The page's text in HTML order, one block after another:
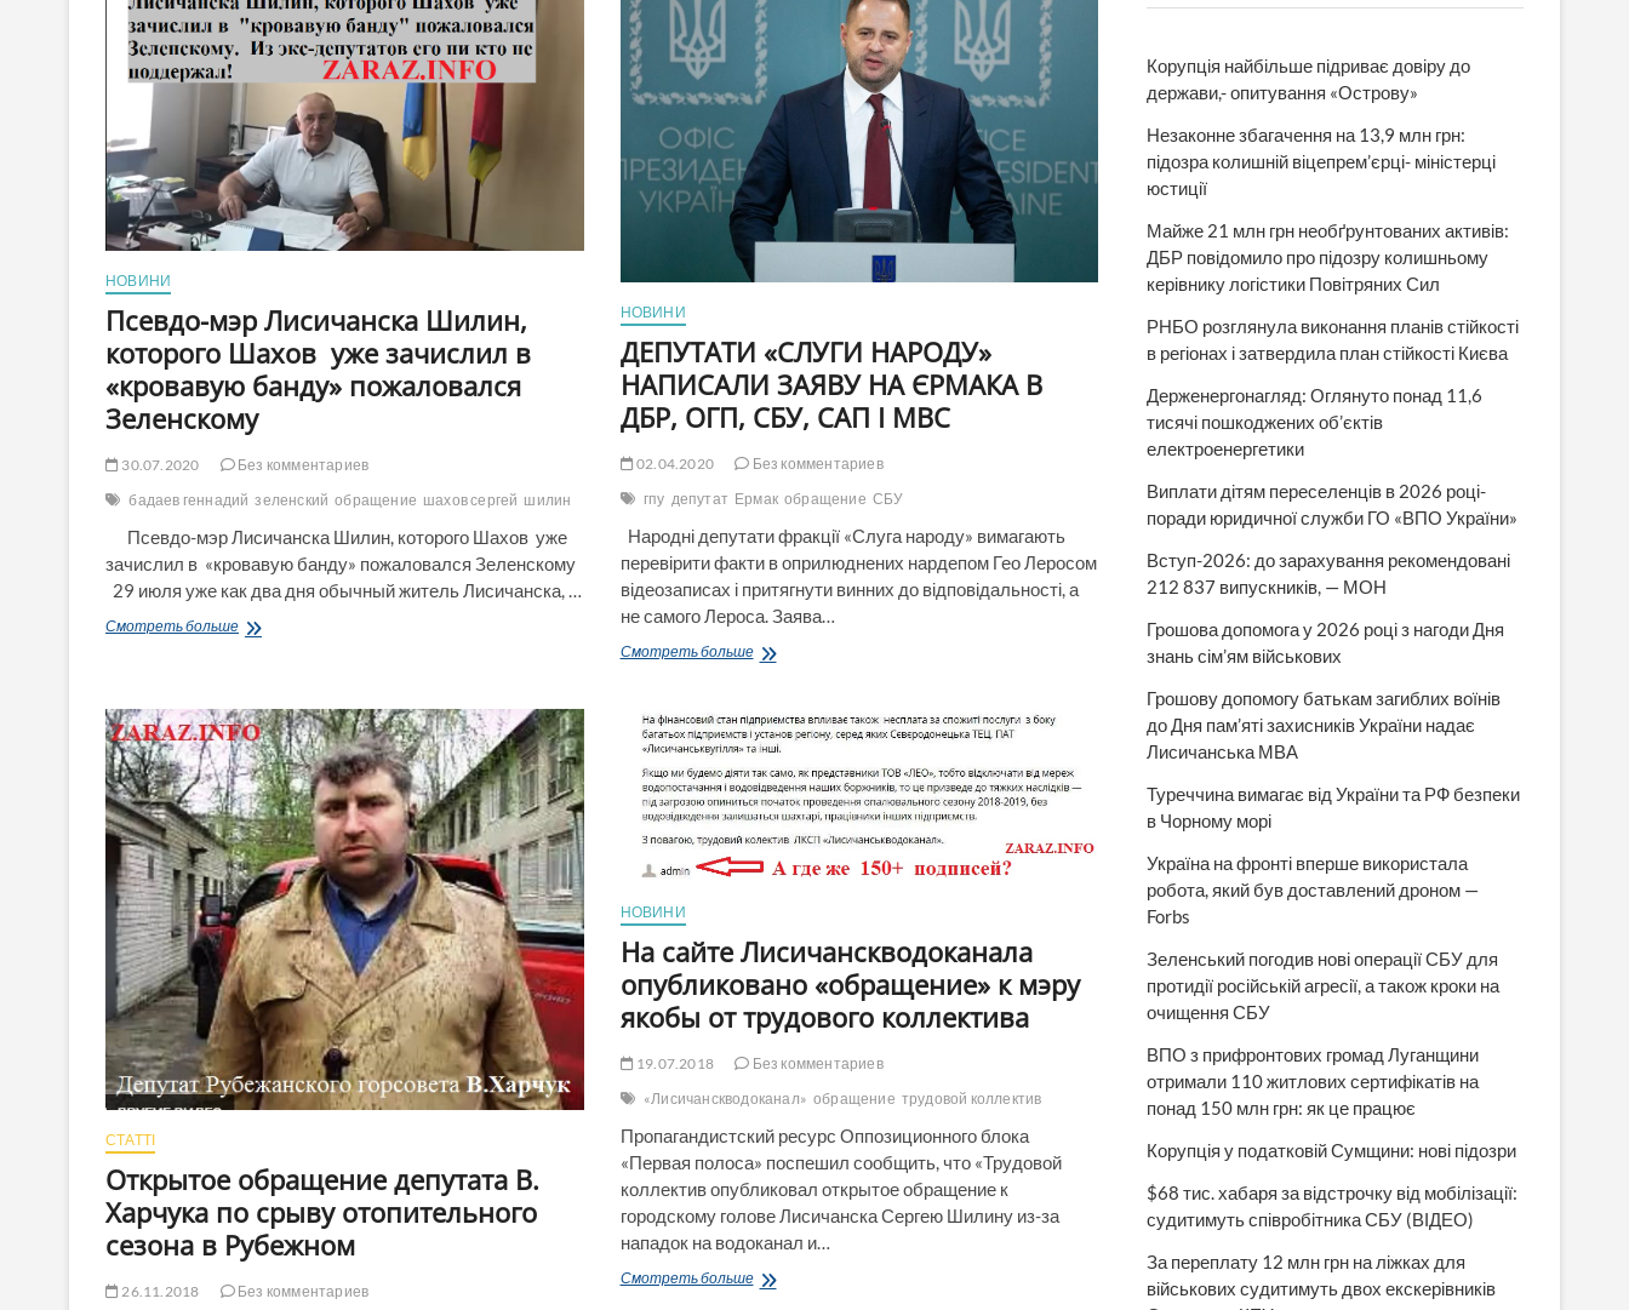
НОВИНИ
Псевдо-мэр Лисичанска Шилин,
которого Шахов уже зачислил в
«кровавую банду» пожаловался
Зеленскому
30.07.2020
Без комментариев
бадаев геннадий зеленский обращение шахов сергей шилин
Псевдо-мэр Лисичанска Шилин, которого Шахов уже
зачислил в «кровавую банду» пожаловался Зеленскому
29 июля уже как два дня обычный житель Лисичанска, …
Смотреть большеПсевдо-
которого
Шахов
уже
зачислил
в
«кровавую
банду»
пожаловался
Зеленскому
НОВИНИ
ДЕПУТАТИ «СЛУГИ НАРОДУ»
НАПИСАЛИ ЗАЯВУ НА ЄРМАКА В
ДБР, ОГП, СБУ, САП І МВС
02.04.2020
Без комментариев
гпу депутат Ермак обращение СБУ
Народні депутати фракції «Слуга народу» вимагають
перевірити факти в оприлюднених нардепом Гео Леросом
відеозаписах і притягнути винних до відповідальності, а
не самого Лероса. Заява…
Смотреть большеДЕПУТАТИ
НАПИСАЛИ
ЗАЯВУ
НА
ЄРМАКА
В
ДБР,
ОГП,
СБУ,
СТАТТІ
Открытое обращение депутата В.
Харчука по срыву отопительного
сезона в Рубежном
26.11.2018
Без комментариев
НОВИНИ
На сайте Лисичанскводоканала
опубликовано «обращение» к мэру
якобы от трудового коллектива
19.07.2018
Без комментариев
«Лисичанскводоканал» обращение трудовой коллектив
Пропагандистский ресурс Оппозиционного блока
«Первая полоса» поспешил сообщить, что «Трудовой
коллектив опубликовал открытое обращение к
городскому голове Лисичанска Сергею Шилину из-за
нападок на водоканал и…
Смотреть большеНа
Корупція найбільше підриває довіру до
держави,- опитування «Острову»
Незаконне збагачення на 13,9 млн грн:
підозра колишній віцепрем’єрці- міністерці
юстиції
Майже 21 млн грн необґрунтованих активів:
ДБР повідомило про підозру колишньому
керівнику логістики Повітряних Сил
РНБО розглянула виконання планів стійкості
в регіонах і затвердила план стійкості Києва
Держенергонагляд: Оглянуто понад 11,6
тисячі пошкоджених об’єктів
електроенергетики
Виплати дітям переселенців в 2026 році-
поради юридичної служби ГО «ВПО України»
Вступ-2026: до зарахування рекомендовані
212 837 випускників, — МОН
Грошова допомога у 2026 році з нагоди Дня
знань сім’ям військових
Грошову допомогу батькам загиблих воїнів
до Дня пам’яті захисників України надає
Лисичанська МВА
Туреччина вимагає від України та РФ безпеки
в Чорному морі
Україна на фронті вперше використала
робота, який був доставлений дроном —
Forbs
Зеленський погодив нові операції СБУ для
протидії російській агресії, а також кроки на
очищення СБУ
ВПО з прифронтових громад Луганщини
отримали 110 житлових сертифікатів на
понад 150 млн грн: як це працює
Корупція у податковій Сумщини: нові підозри
$68 тис. хабаря за відстрочку від мобілізації:
судитимуть співробітника СБУ (ВІДЕО)
За переплату 12 млн грн на ліжках для
військових судитимуть двох екскерівників